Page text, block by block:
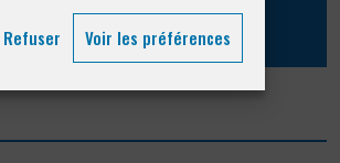
Refuser Voir les préférences